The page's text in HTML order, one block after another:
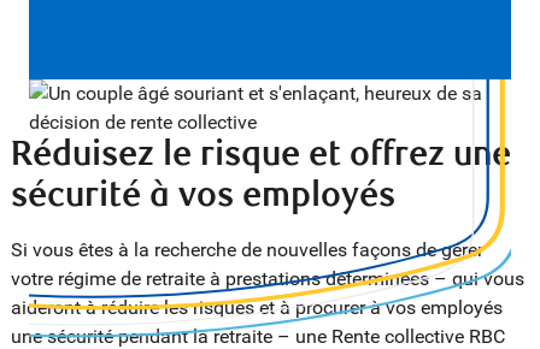
Réduisez le risque et offrez une
sécurité à vos employés
Si vous êtes à la recherche de nouvelles façons de gérer
votre régime de retraite à prestations déterminées – qui vous
aideront à réduire les risques et à procurer à vos employés
une sécurité pendant la retraite – une Rente collective RBC